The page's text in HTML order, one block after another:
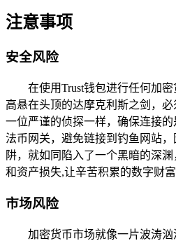
注意事项
安全风险
在使用Trust钱包进行任何加
高悬在头顶的达摩克利斯之剑，
一位严谨的侦探一样，确保连接
法币网关，避免链接到钓鱼网站
阱，就如同陷入了一个黑暗的深
和资产损失,让辛苦积累的数字财富
市场风险
加密货币市场就像一片波涛